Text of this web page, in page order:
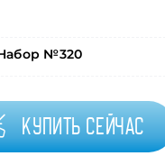
№320
Купить сейчас